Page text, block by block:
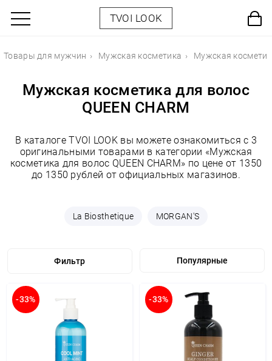
TVOI LOOK
Товары для мужчин Мужская косметика Мужская
Мужская косметика для волос
QUEEN CHARM
В каталоге TVOI LOOK вы можете ознакомиться с 3
оригинальными товарами в категории «Мужская
косметика для волос QUEEN CHARM» по цене от 1350
до 1350 рублей от официальных магазинов.
La Biosthetique MORGAN'S
Фильтр
-33% -33%